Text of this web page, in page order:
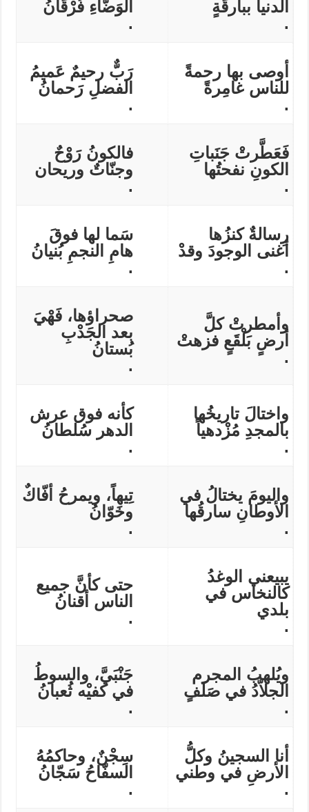
الدنيا ببارقَةٍ
.
الوَضّاءِ فُرْقَانُ
.
أوصى بها رحمةً
للناس غامِرةً
.
رَبٌّ رحيمٌ عَميمُ
الفضلِ رَحمانُ
.
فَعَطَّرتْ جَنَباتِ
الكونِ نفحتُها
.
فالكونُ رَوْحٌ
وجنّاتٌ وريحان
.
رِسالةٌ كنزُها
أغنى الوجودَ وقدْ
.
سَما لها فوقَ
هامِ النجمِ بُنيانُ
.
وأمطرتْ كلَّ
أرضٍ بَلْقَعٍ فزهتْ
.
صحراؤها، فَهْيَ
بعد الجَدْبِ
بُستانُ
.
واختالَ تاريخُها
بالمجدِ مُزْدهياً
.
كأنه فوق عرش
الدهر سُلطانُ
.
واليومَ يختالُ في
الأوطانِ سارقُها
.
تِيهاً، ويمرحُ أفّاكٌ
وخَوّانُ
.
يبيعني الوغدُ
كالنخاس في
بلدي
.
حتى كأنَّ جميع
الناس أقنانُ
.
ويُلهبُ المجرم
الجلاّدُ في صَلَفٍ
.
جَنْبَيَّ، والسوطُ
في كفيْه ثُعبانُ
.
أنا السجينُ وكلُّ
الأرضِ في وطني
.
سِجْنٌ، وحاكمُهُ
السفّاحُ سَجّانُ
.